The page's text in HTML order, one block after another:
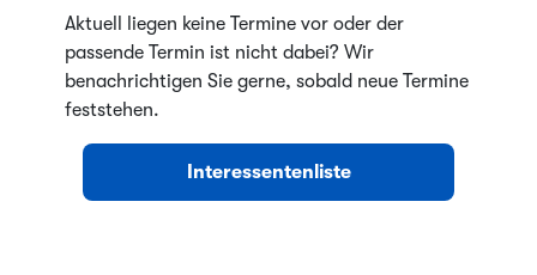
Aktuell liegen keine Termine vor oder der
passende Termin ist nicht dabei? Wir
benachrichtigen Sie gerne, sobald neue Termine
feststehen.
Interessentenliste